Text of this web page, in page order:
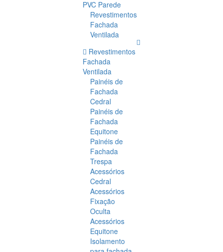
PVC Parede
Revestimentos
Fachada
Ventilada
Revestimentos
Fachada
Ventilada
Painéis de
Fachada
Cedral
Painéis de
Fachada
Equitone
Painéis de
Fachada
Trespa
Acessórios
Cedral
Acessórios
Fixação
Oculta
Acessórios
Equitone
Isolamento